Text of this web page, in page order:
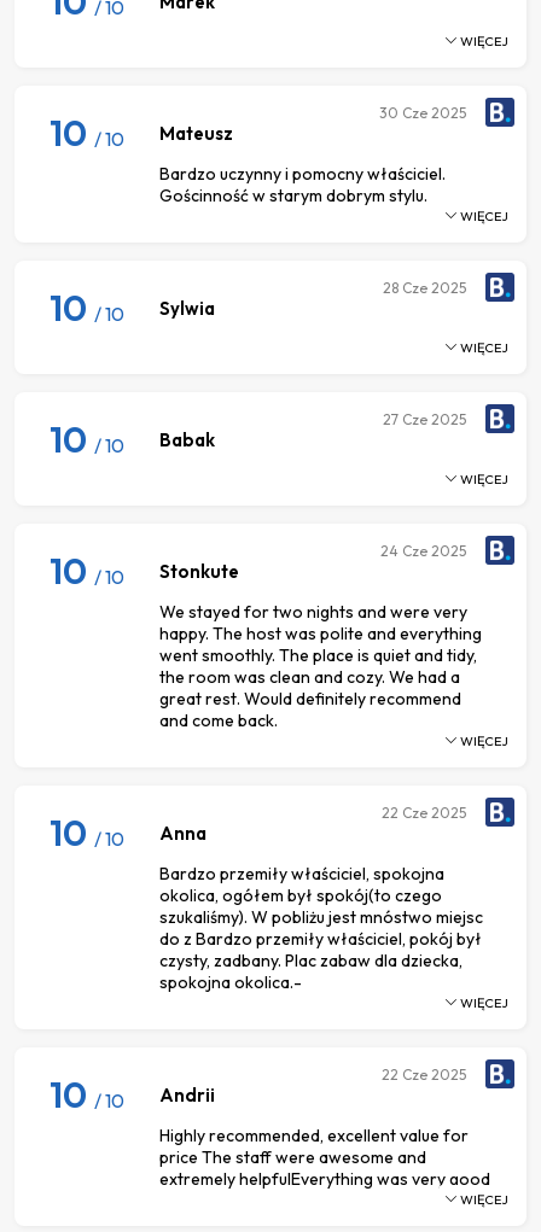
/ 10
WIĘCEJ
10 / 10 Mateusz
Bardzo uczynny i pomocny właściciel.
Gościnność w starym dobrym stylu.
30 Cze 2025
WIĘCEJ
10 / 10 Sylwia
28 Cze 2025
WIĘCEJ
10 / 10 Babak
27 Cze 2025
WIĘCEJ
10 / 10 Stonkute
We stayed for two nights and were very
happy. The host was polite and everything
went smoothly. The place is quiet and tidy,
the room was clean and cozy. We had a
great rest. Would definitely recommend
and come back.
24 Cze 2025
WIĘCEJ
10 / 10 Anna
Bardzo przemiły właściciel, spokojna
okolica, ogółem był spokój(to czego
szukaliśmy). W pobliżu jest mnóstwo miejsc
do z Bardzo przemiły właściciel, pokój był
czysty, zadbany. Plac zabaw dla dziecka,
spokojna okolica.-
22 Cze 2025
WIĘCEJ
10 / 10 Andrii
Highly recommended, excellent value for
price The staff were awesome and
extremely helpfulEverything was very good
22 Cze 2025
WIĘCEJ